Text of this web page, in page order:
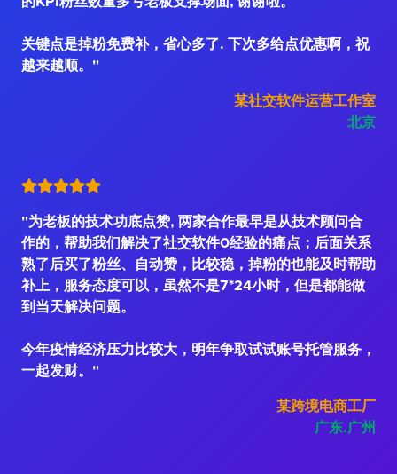
关键点是掉粉免费补，省心多了. 下次多给点优惠啊，祝
越来越顺。"
某社交软件运营工作室
北京
"为老板的技术功底点赞, 两家合作最早是从技术顾问合
作的，帮助我们解决了社交软件0经验的痛点；后面关系
熟了后买了粉丝、自动赞，比较稳，掉粉的也能及时帮助
补上，服务态度可以，虽然不是7*24小时，但是都能做
到当天解决问题。
今年疫情经济压力比较大，明年争取试试账号托管服务，
一起发财。"
某跨境电商工厂
广东.广州